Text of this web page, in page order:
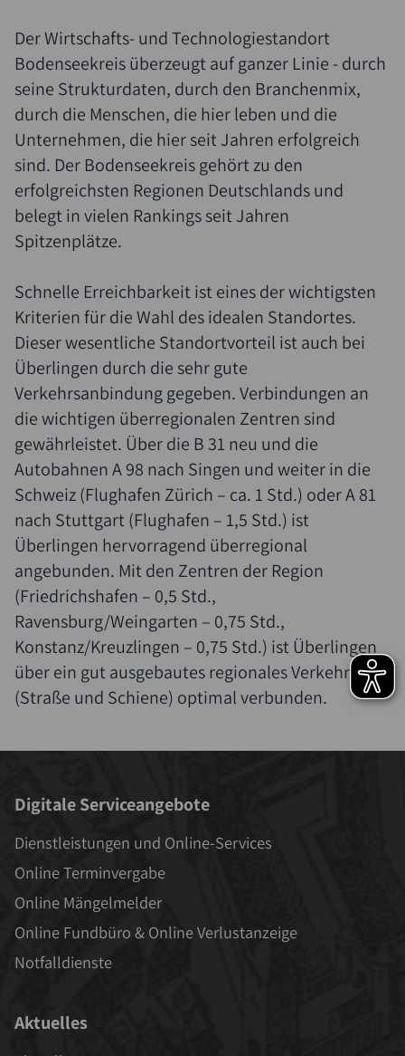
Der Wirtschafts- und Technologiestandort
Bodenseekreis überzeugt auf ganzer Linie - durch
seine Strukturdaten, durch den Branchenmix,
durch die Menschen, die hier leben und die
Unternehmen, die hier seit Jahren erfolgreich
sind. Der Bodenseekreis gehört zu den
erfolgreichsten Regionen Deutschlands und
belegt in vielen Rankings seit Jahren
Spitzenplätze.
Schnelle Erreichbarkeit ist eines der wichtigsten
Kriterien für die Wahl des idealen Standortes.
Dieser wesentliche Standortvorteil ist auch bei
Überlingen durch die sehr gute
Verkehrsanbindung gegeben. Verbindungen an
die wichtigen überregionalen Zentren sind
gewährleistet. Über die B 31 neu und die
Autobahnen A 98 nach Singen und weiter in die
Schweiz (Flughafen Zürich – ca. 1 Std.) oder A 81
nach Stuttgart (Flughafen – 1,5 Std.) ist
Überlingen hervorragend überregional
angebunden. Mit den Zentren der Region
(Friedrichshafen – 0,5 Std.,
Ravensburg/Weingarten – 0,75 Std.,
Konstanz/Kreuzlingen – 0,75 Std.) ist Überlingen
über ein gut ausgebautes regionales Verkehrsnetz
(Straße und Schiene) optimal verbunden.
Digitale Serviceangebote
Dienstleistungen und Online-Services
Online Terminvergabe
Online Mängelmelder
Online Fundbüro & Online Verlustanzeige
Notfalldienste
Aktuelles